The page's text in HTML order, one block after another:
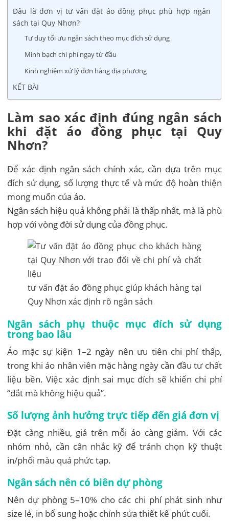
Đâu là đơn vị tư vấn đặt áo đồng phục phù hợp ngân
sách tại Quy Nhơn?
Tư duy tối ưu ngân sách theo mục đích sử dụng
Minh bạch chi phí ngay từ đầu
Kinh nghiệm xử lý đơn hàng địa phương
KẾT BÀI
Làm sao xác định đúng ngân sách
khi đặt áo đồng phục tại Quy
Nhơn?
Để xác định ngân sách chính xác, cần dựa trên mục
đích sử dụng, số lượng thực tế và mức độ hoàn thiện
mong muốn của áo.
Ngân sách hiệu quả không phải là thấp nhất, mà là phù
hợp với vòng đời sử dụng của đồng phục.
tư vấn đặt áo đồng phục giúp khách hàng tại
Quy Nhơn xác định rõ ngân sách
Ngân sách phụ thuộc mục đích sử dụng
trong bao lâu
Áo mặc sự kiện 1–2 ngày nên ưu tiên chi phí thấp,
trong khi áo nhân viên mặc hằng ngày cần đầu tư chất
liệu bền. Việc xác định sai mục đích sẽ khiến chi phí
“đắt mà không hiệu quả”.
Số lượng ảnh hưởng trực tiếp đến giá đơn vị
Đặt càng nhiều, giá trên mỗi áo càng giảm. Với các
nhóm nhỏ, cần cân nhắc kỹ để tránh chọn kỹ thuật
in/phối màu quá phức tạp.
Ngân sách nên có biên dự phòng
Nên dự phòng 5–10% cho các chi phí phát sinh như
size lẻ, in bổ sung hoặc chỉnh sửa thiết kế phút cuối.